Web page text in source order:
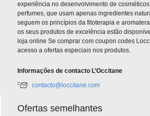
experiência no desenvolvimento de cosméticos
perfumes, que usam apenas ingredientes
seguem os princípios da fitoterapia e
os seus produtos de excelência estão
loja online Se comprar com coupon codes
acesso a ofertas especiais nos produtos.
Informações de contacto L’Occitane
contacto@loccitane.com
Ofertas semelhantes